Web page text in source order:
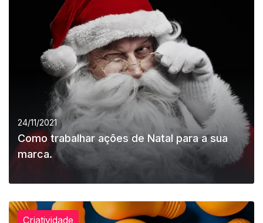
LEIA MAIS
24/11/2021
Como trabalhar ações de Natal para a sua
marca.
Criatividade